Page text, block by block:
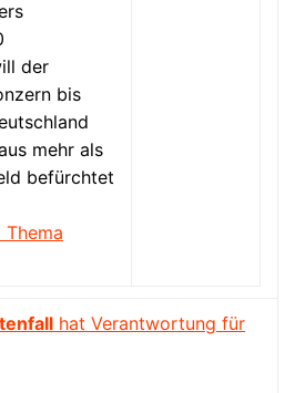
der
bis
mehr als
befürchtet
hat Verantwortung für